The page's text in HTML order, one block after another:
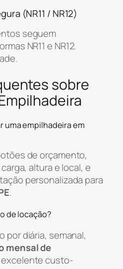
(NR11 / NR12)
seguem
NR11 e NR12.
sobre
uma empilhadeira em
de orçamento,
altura e local, e
personalizada para
.
de locação?
por diária, semanal,
mensal de
excelente custo-